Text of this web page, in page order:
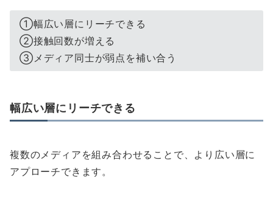
①幅広い層にリーチできる
②接触回数が増える
③メディア同士が弱点を補い合う
幅広い層にリーチできる
複数のメディアを組み合わせることで、より広い層に
アプローチできます。